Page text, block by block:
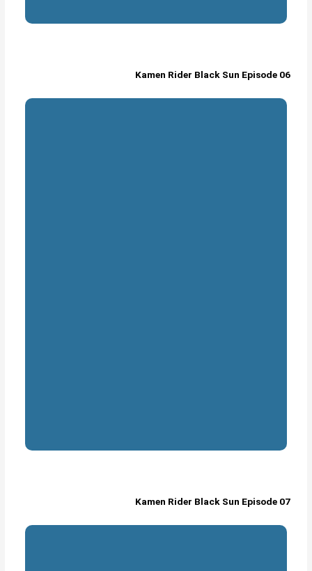
Kamen Rider Black Sun Episode 06
Kamen Rider Black Sun Episode 07